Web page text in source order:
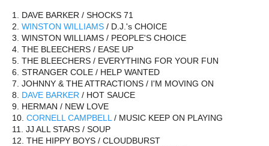
1. DAVE BARKER / SHOCKS 71
2. WINSTON WILLIAMS / D.J.'s CHOICE
3. WINSTON WILLIAMS / PEOPLE'S CHOICE
4. THE BLEECHERS / EASE UP
5. THE BLEECHERS / EVERYTHING FOR YOUR FUN
6. STRANGER COLE / HELP WANTED
7. JOHNNY & THE ATTRACTIONS / I'M MOVING ON
8. DAVE BARKER / HOT SAUCE
9. HERMAN / NEW LOVE
10. CORNELL CAMPBELL / MUSIC KEEP ON PLAYING
11. JJ ALL STARS / SOUP
12. THE HIPPY BOYS / CLOUDBURST